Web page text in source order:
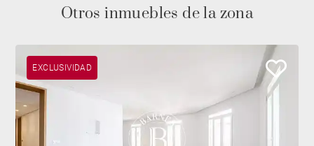
Otros inmuebles de la zona
EXCLUSIVIDAD